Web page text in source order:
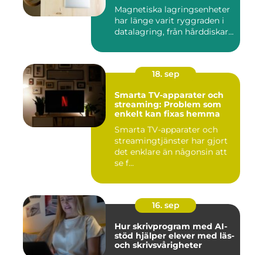
Magnetiska lagringsenheter
har länge varit ryggraden i
datalagring, från hårddiskar...
18. sep
Smarta TV-apparater och
streaming: Problem som
enkelt kan fixas hemma
Smarta TV-apparater och
streamingtjänster har gjort
det enklare än någonsin att
se f...
16. sep
Hur skrivprogram med AI-
stöd hjälper elever med läs-
och skrivsvårigheter